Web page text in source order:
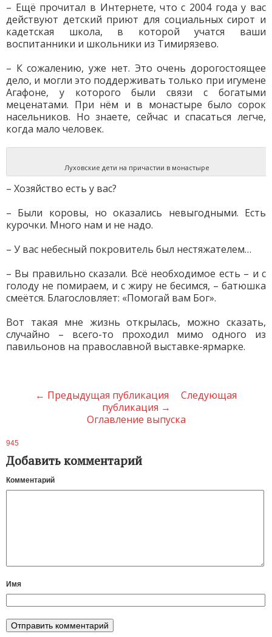
– Ещё прочитал в Интернете, что с 2004 года у вас
действуют детский приют для социальных сирот и
кадетская школа, в которой учатся ваши
воспитанники и школьники из Тимирязево.
– К сожалению, уже нет. Это очень дорогостоящее
дело, и могли это поддерживать только при игумене
Агафоне, у которого были связи с богатыми
меценатами. При нём и в монастыре было сорок
насельников. Но знаете, сейчас и спасаться легче,
когда мало человек.
Луховские дети на причастии в монастыре
– Хозяйство есть у вас?
– Были коровы, но оказались невыгодными. Есть
курочки. Много нам и не надо.
– У вас небесный покровитель был нестяжателем…
– Вы правильно сказали. Всё необходимое есть – и с
голоду не помираем, и с жиру не бесимся, – батюшка
смеётся. Благословляет: «Помогай вам Бог».
Вот такая мне жизнь открылась, можно сказать,
случайно – всего-то проходил мимо одного из
павильонов на православной выставке-ярмарке.
← Предыдущая публикация
Следующая
публикация →
Оглавление выпуска
945
Добавить комментарий
Комментарий
Имя